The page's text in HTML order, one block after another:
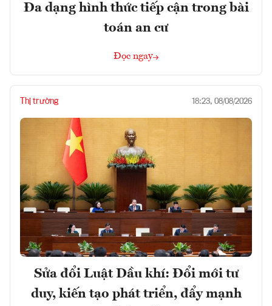
Đa dạng hình thức tiếp cận trong bài
toán an cư
Đọc ngay
Thị trường 18:23, 08/08/2026
Sửa đổi Luật Dầu khí: Đổi mới tư
duy, kiến tạo phát triển, đẩy mạnh